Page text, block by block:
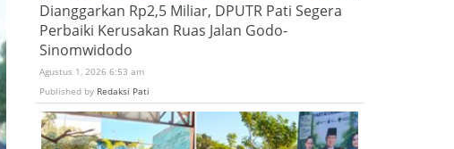
Dianggarkan Rp2,5 Miliar, DPUTR Pati Segera
Perbaiki Kerusakan Ruas Jalan Godo-
Sinomwidodo
Agustus 1, 2026 6:53 am
Published by Redaksi Pati